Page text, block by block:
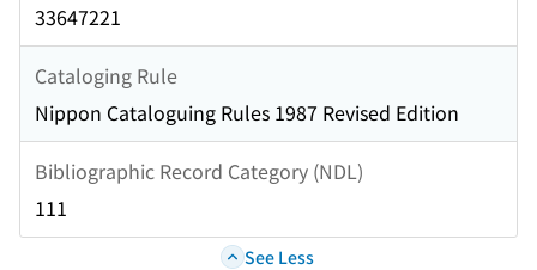
33647221
Cataloging Rule
Nippon Cataloguing Rules 1987 Revised Edition
Bibliographic Record Category (NDL)
111
See Less